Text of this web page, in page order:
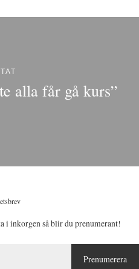
alla får gå kurs”
i inkorgen så blir du prenumerant!
Prenumerera